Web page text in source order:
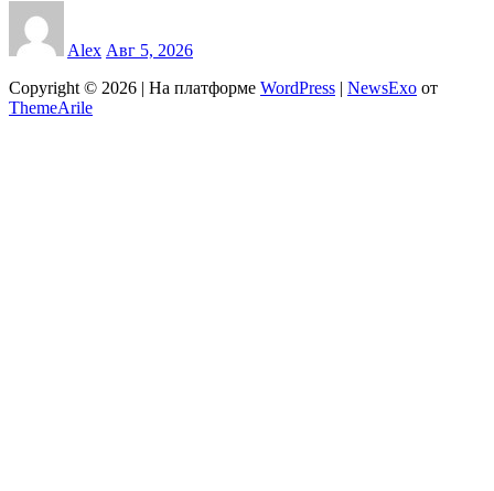
Alex Авг 5, 2026
Copyright © 2026 | На платформе WordPress NewsExo от
ThemeArile